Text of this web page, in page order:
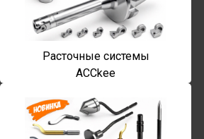
Расточные системы
ACCkee